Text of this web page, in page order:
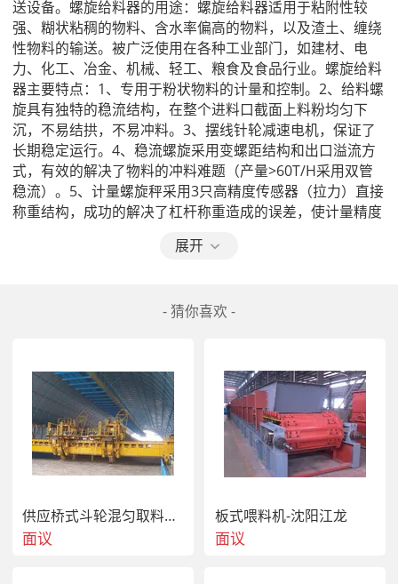
送设备。螺旋给料器的用途：螺旋给料器适用于粘附性较
强、糊状粘稠的物料、含水率偏高的物料，以及渣土、缠绕
性物料的输送。被广泛使用在各种工业部门，如建材、电
力、化工、冶金、机械、轻工、粮食及食品行业。螺旋给料
器主要特点：1、专用于粉状物料的计量和控制。2、给料螺
旋具有独特的稳流结构，在整个进料口截面上料粉均匀下
沉，不易结拱，不易冲料。3、摆线针轮减速电机，保证了
长期稳定运行。4、稳流螺旋采用变螺距结构和出口溢流方
式，有效的解决了物料的冲料难题（产量>60T/H采用双管
稳流）。5、计量螺旋秤采用3只高精度传感器（拉力）直接
称重结构，成功的解决了杠杆称重造成的误差，使计量精度
上特点外还具有输送效率高，工作    ，结构简单，功能完
以生产螺旋杆（绞龙杆），螺旋叶片（绞龙叶片）。沈阳江
QQ:1735200021邮箱：1735200021@公司电话：024-
85718940网址：
展开
- 猜你喜欢 -
供应桥式斗轮混匀取料机-沈阳江龙机械制造有限公司
面议
板式喂料机-沈阳江龙
面议